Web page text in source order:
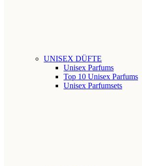
UNISEX DÜFTE
Unisex Parfums
Top 10 Unisex Parfums
Unisex Parfumsets